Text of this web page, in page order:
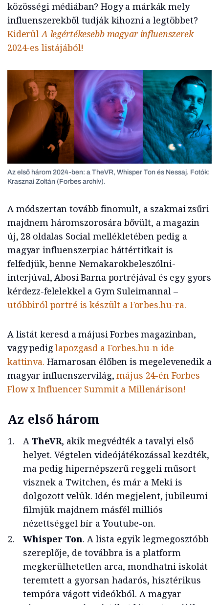
közösségi médiában? Hogy a márkák mely
influenszerekből tudják kihozni a legtöbbet?
KiderülA legértékesebb magyar influenszerek
2024-es listájából!
Az első három 2024-ben: a TheVR, Whisper Ton és Nessaj. Fotók:
Krasznai Zoltán (Forbes archív).
A módszertan tovább finomult, a szakmai zsűri
majdnem háromszorosára bővült, a magazin
új, 28 oldalas Social mellékletében pedig a
magyar influenszerpiac háttértitkait is
felfedjük, benne Nemakarokbeleszólni-
interjúval, Abosi Barna portréjával és egy gyors
kérdezz-felelekkel a Gym Suleimannal –
utóbbiról portré is készült a Forbes.hu-ra.
A listát keresd a májusi Forbes magazinban,
vagy pediglapozgasd a Forbes.hu-n ide
kattinva. Hamarosan élőben is megelevenedik a
magyar influenszervilág,május 24-én Forbes
Flow x Influencer Summit a Millenárison!
Az első három
A TheVR, akik megvédték a tavalyi első
helyet. Végtelen videójátékozással kezdték,
ma pedig hipernépszerű reggeli műsort
visznek a Twitchen, és már a Meki is
dolgozott velük. Idén megjelent, jubileumi
filmjük majdnem másfél milliós
nézettséggel bír a Youtube-on.
Whisper Ton. A lista egyik legmegosztóbb
szereplője, de továbbra is a platform
megkerülhetetlen arca, mondhatni iskolát
teremtett a gyorsan hadarós, hisztérikus
tempóra vágott videókból. A magyar